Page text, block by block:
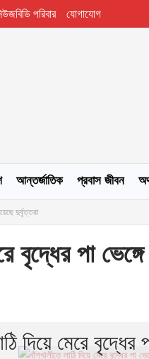
পরিবার যোগাযোগ
আন্তর্জাতিক প্রবাস জীবন
দুর্বৃত্তরা
বৃদ্ধের পা
দিয়ে মেরে বৃদ্ধের